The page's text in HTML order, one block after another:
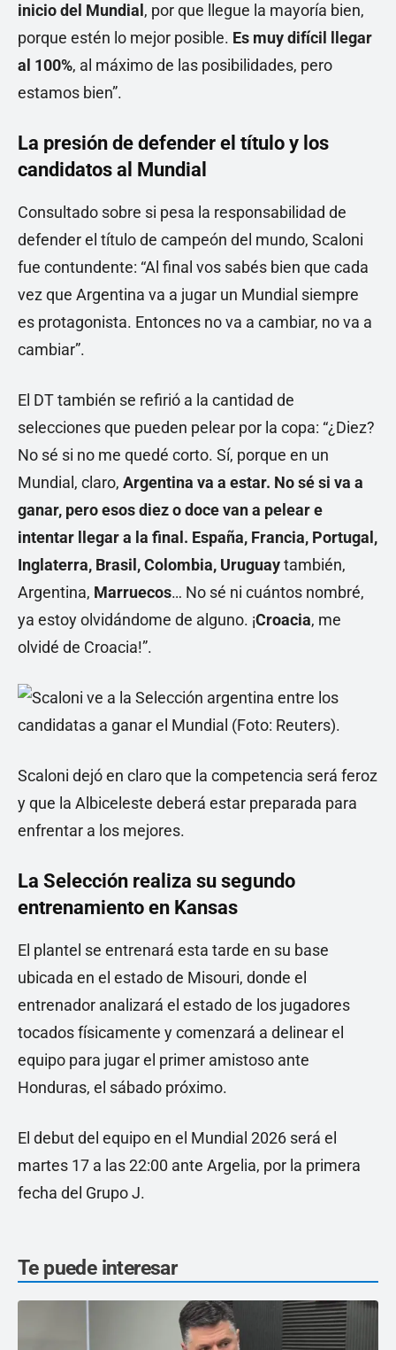
inicio del Mundial , por que llegue la mayoría bien,
porque estén lo mejor posible. Es muy difícil llegar
al 100%, al máximo de las posibilidades, pero
estamos bien”.
La presión de defender el título y los
candidatos al Mundial
Consultado sobre si pesa la responsabilidad de
defender el título de campeón del mundo, Scaloni
fue contundente: “Al final vos sabés bien que cada
vez que Argentina va a jugar un Mundial siempre
es protagonista. Entonces no va a cambiar, no va a
cambiar”.
El DT también se refirió a la cantidad de
selecciones que pueden pelear por la copa: “¿Diez?
No sé si no me quedé corto. Sí, porque en un
Mundial, claro, Argentina va a estar. No sé si va a
ganar, pero esos diez o doce van a pelear e
intentar llegar a la final. España, Francia, Portugal,
Inglaterra, Brasil, Colombia, Uruguaytambién,
Argentina, Marruecos… No sé ni cuántos nombré,
ya estoy olvidándome de alguno. ¡Croacia, me
olvidé de Croacia!”.
Scaloni dejó en claro que la competencia será feroz
y que la Albiceleste deberá estar preparada para
enfrentar a los mejores.
La Selección realiza su segundo
entrenamiento en Kansas
El plantel se entrenará esta tarde en su base
ubicada en el estado de Misouri, donde el
entrenador analizará el estado de los jugadores
tocados físicamente y comenzará a delinear el
equipo para jugar el primer amistoso ante
Honduras, el sábado próximo.
El debut del equipo en el Mundial 2026 será el
martes 17 a las 22:00 ante Argelia, por la primera
fecha del Grupo J.
Te puede interesar